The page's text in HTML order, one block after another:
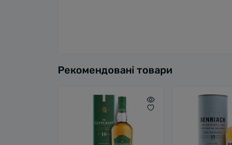
Рекомендовані товари